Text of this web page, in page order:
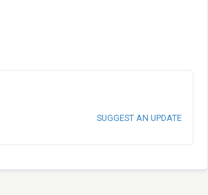
SUGGEST AN UPDATE